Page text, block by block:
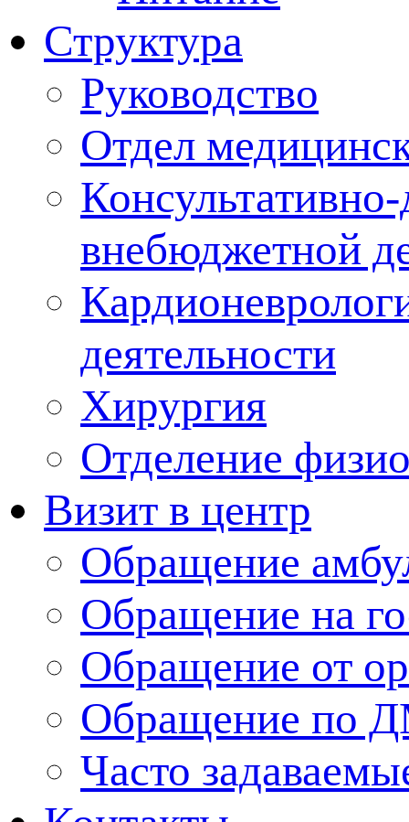
Структура
Руководство
Отдел
внебюджетной
деятельности
Хирургия
Отделение
Визит в центр
Обращение
Обращение на
Обращение от
Обращение по
Часто